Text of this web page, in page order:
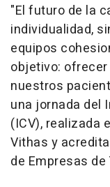
"El futuro de la
individualidad,
equipos
objetivo:
nuestros
una jornada del
(ICV), realizada
Vithas y
de Empresas